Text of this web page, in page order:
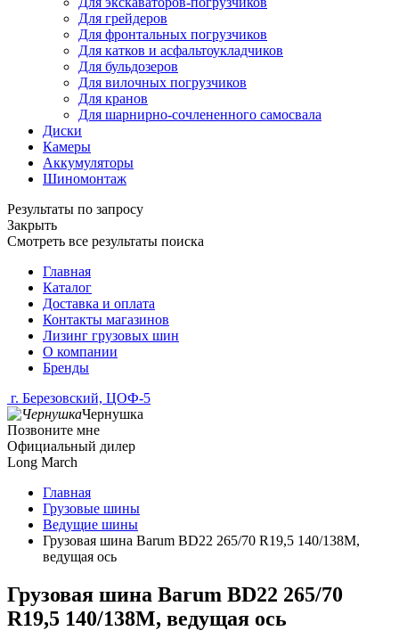
Для грейдеров
Для фронтальных погрузчиков
Для катков и асфальтоукладчиков
Для бульдозеров
Для вилочных погрузчиков
Для кранов
Для шарнирно-сочлененного самосвала
Диски
Камеры
Аккумуляторы
Шиномонтаж
Результаты по запросу
Закрыть
Смотреть все результаты поиска
Главная
Каталог
Доставка и оплата
Контакты магазинов
Лизинг грузовых шин
О компании
Бренды
г. Березовский, ЦОФ-5
Чернушка
Позвоните мне
Официальный дилер
Long March
Главная
Грузовые шины
Ведущие шины
Грузовая шина Barum BD22 265/70 R19,5 140/138M,
ведущая ось
Грузовая шина Barum BD22 265/70
R19,5 140/138M, ведущая ось